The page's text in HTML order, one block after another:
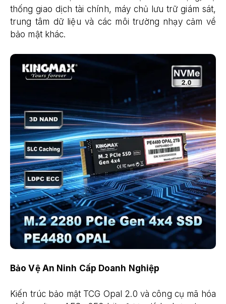
thống giao dịch tài chính, máy chủ lưu trữ giám sát,
trung tâm dữ liệu và các môi trường nhạy cảm về
bảo mật khác.
Bảo Vệ An Ninh Cấp Doanh Nghiệp
Kiến trúc bảo mật TCG Opal 2.0 và công cụ mã hóa